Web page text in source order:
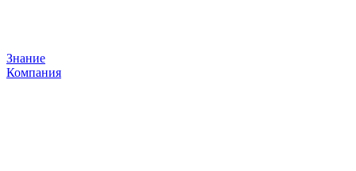
Знание
Компания